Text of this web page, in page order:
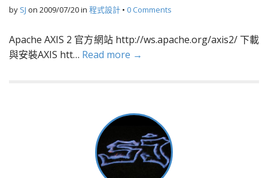
by SJ on 2009/07/20in 程式設計 • 0 Comments
Apache AXIS 2 官方網站 http://ws.apache.org/axis2/ 下載
與安裝AXIS htt… Read more →